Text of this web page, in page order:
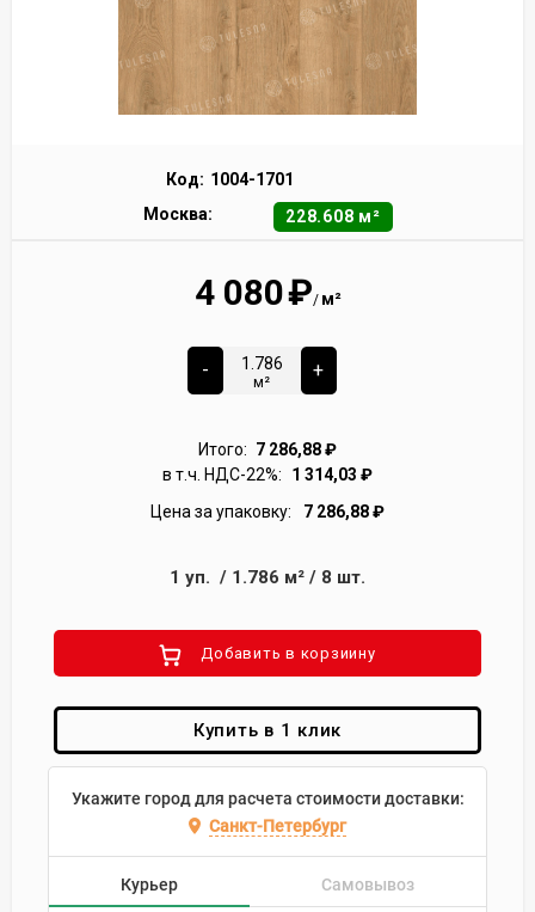
Код: 1004-1701
Москва:
228.608 м²
4 080₽/ м²
-
м²
+
Итого: 7 286,88₽
в т.ч. НДС-22%:
1 314,03 ₽
Цена за упаковку:
7 286,88₽
1 уп. / 1.786 м² / 8 шт.
Добавить в корзиину
Купить в 1 клик
Укажите город для расчета стоимости доставки:
Санкт-Петербург
Курьер Самовывоз